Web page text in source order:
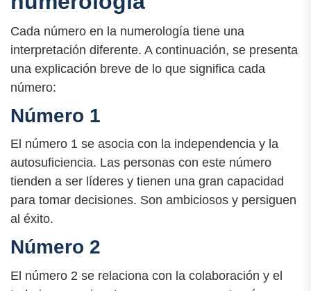
Cada número en la numerología tiene una
interpretación diferente. A continuación, se presenta
una explicación breve de lo que significa cada
número:
Número 1
El número 1 se asocia con la independencia y la
autosuficiencia. Las personas con este número
tienden a ser líderes y tienen una gran capacidad
para tomar decisiones. Son ambiciosos y persiguen
al éxito.
Número 2
El número 2 se relaciona con la colaboración y el